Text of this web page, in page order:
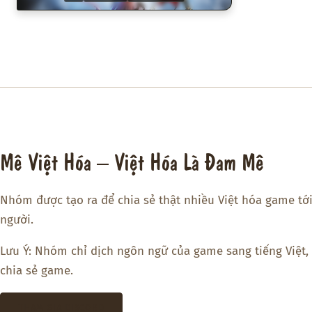
Mê Việt Hóa – Việt Hóa Là Đam Mê
Nhóm được tạo ra để chia sẻ thật nhiều Việt hóa game
người.
Lưu Ý: Nhóm chỉ dịch ngôn ngữ của game sang tiếng
chia sẻ game.